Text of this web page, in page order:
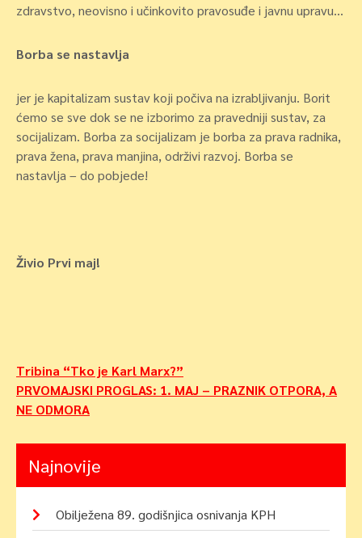
zdravstvo, neovisno i učinkovito pravosuđe i javnu upravu…
Borba se nastavlja
jer je kapitalizam sustav koji počiva na izrabljivanju. Borit
ćemo se sve dok se ne izborimo za pravedniji sustav, za
socijalizam. Borba za socijalizam je borba za prava radnika,
prava žena, prava manjina, održivi razvoj. Borba se
nastavlja – do pobjede!
Živio Prvi maj!
Navigacija
objava
Tribina “Tko je Karl Marx?”
PRVOMAJSKI PROGLAS: 1. MAJ – PRAZNIK OTPORA, A
NE ODMORA
Najnovije
Obilježena 89. godišnjica osnivanja KPH